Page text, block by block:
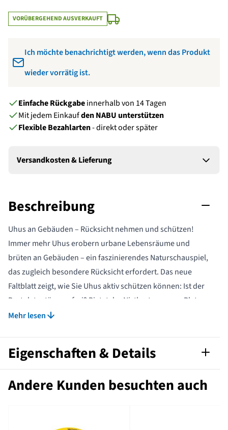
VORÜBERGEHEND AUSVERKAUFT
Ich möchte benachrichtigt werden, wenn das Produkt
wieder vorrätig ist.
Einfache Rückgabeinnerhalb von 14 Tagen
Mit jedem Einkaufden NABU unterstützen
Flexible Bezahlarten- direkt oder später
Versandkosten & Lieferung
Beschreibung
Uhus an Gebäuden – Rücksicht nehmen und schützen!
Immer mehr Uhus erobern urbane Lebensräume und
brüten an Gebäuden – ein faszinierendes Naturschauspiel,
das zugleich besondere Rücksicht erfordert. Das neue
Faltblatt zeigt, wie Sie Uhus aktiv schützen können: Ist der
Brutplatz störungsfrei? Bietet der Nistkasten genug Platz
für Jungvögel und Altvogel? Welche Faustregeln sind zu
und Schutzmaßnahmen – inklusive Ansprechpartnern und
Kontaktdaten. Besonders gefährdet ist der Nachwuchs:
Störungen, Absturzgefahr und fehlende Rückzugsräume
Mehr lesen
Eigenschaften & Details
Artikelnummer
502710115
Andere Kunden besuchten auch